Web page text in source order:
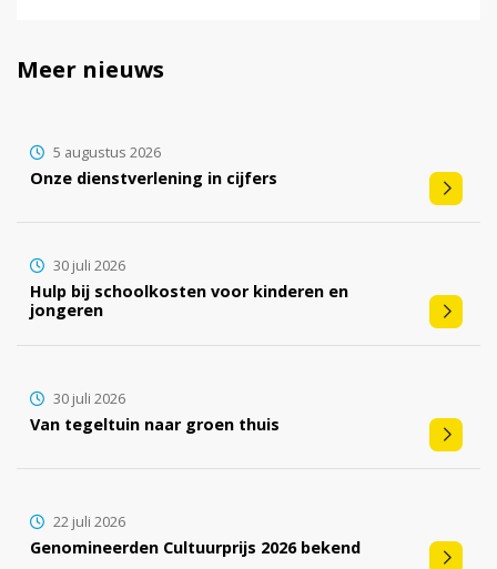
Meer nieuws
Onze dienstverlening in cijfers
5 augustus 2026
Hulp bij schoolkosten voor kinderen en
jongeren
30 juli 2026
Van tegeltuin naar groen thuis
30 juli 2026
Genomineerden Cultuurprijs 2026 bekend
22 juli 2026